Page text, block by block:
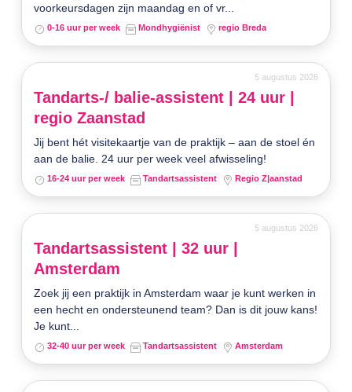
voorkeursdagen zijn maandag en of vr...
0-16 uur per week Mondhygiënist regio Breda
5 augustus 2026
Tandarts-/ balie-assistent | 24 uur |
regio Zaanstad
Jij bent hét visitekaartje van de praktijk – aan de stoel én
aan de balie. 24 uur per week veel afwisseling!
16-24 uur per week Tandartsassistent Regio Z|aanstad
5 augustus 2026
Tandartsassistent | 32 uur |
Amsterdam
Zoek jij een praktijk in Amsterdam waar je kunt werken in
een hecht en ondersteunend team? Dan is dit jouw kans!
Je kunt...
32-40 uur per week Tandartsassistent Amsterdam